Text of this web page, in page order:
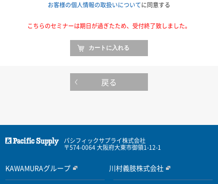
お客様の個人情報の取扱いについてに同意する
こちらのセミナーは期日が過ぎたため、受付終了致しました。
戻る
パシフィックサプライ株式会社
〒574-0064 大阪府大東市御領1-12-1
KAWAMURAグループ 川村義肢株式会社